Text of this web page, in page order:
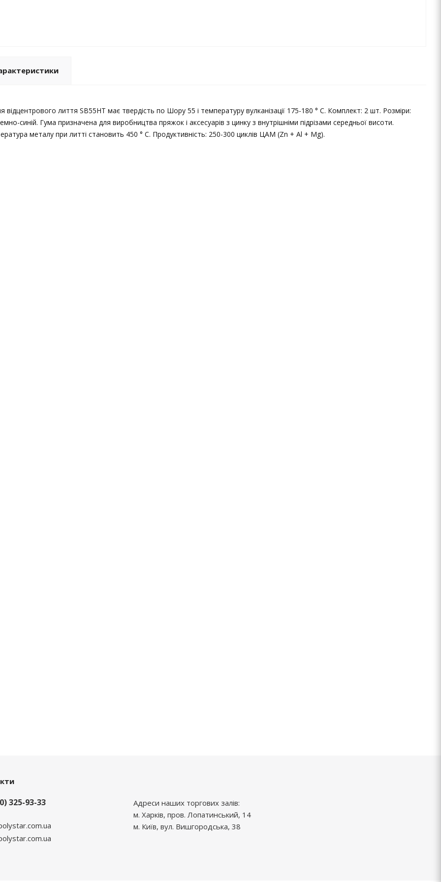
відцентрового лиття SB55HT має твердість по Шору 55 і температуру вулканізації 175-180 ° С. Комплект: 2 шт. Розміри:
синій. Гума призначена для виробництва пряжок і аксесуарів з цинку з внутрішніми підрізами середньої висоти.
металу при литті становить 450 ° С. Продуктивність: 250-300 циклів ЦАМ (Zn + Al + Mg).
325-93-33
Адреси наших торгових залів:
м. Харків, пров. Лопатинський, 14
м. Київ, вул. Вишгородська, 38